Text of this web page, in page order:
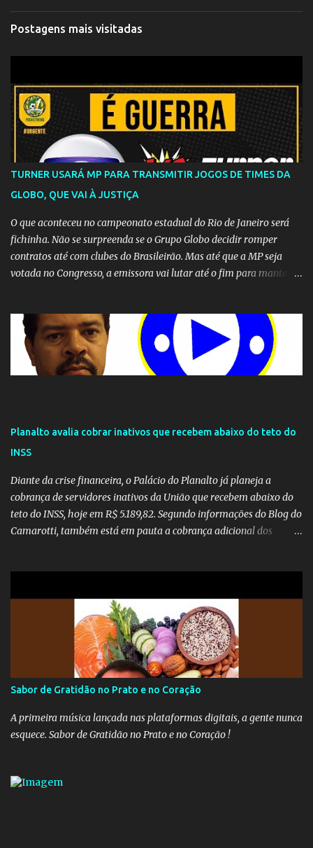
Postagens mais visitadas
TURNER USARÁ MP PARA TRANSMITIR JOGOS DE TIMES DA
GLOBO, QUE VAI À JUSTIÇA
O que aconteceu no campeonato estadual do Rio de Janeiro será
fichinha. Não se surpreenda se o Grupo Globo decidir romper
contratos até com clubes do Brasileirão. Mas até que a MP seja
votada no Congresso, a emissora vai lutar até o fim para manter o
Planalto avalia cobrar inativos que recebem abaixo do teto do
INSS
Diante da crise financeira, o Palácio do Planalto já planeja a
cobrança de servidores inativos da União que recebem abaixo do
teto do INSS, hoje em R$ 5.189,82. Segundo informações do Blog do
Camarotti, também está em pauta a cobrança adicional dos
a publicação, a reforma da Previdência Social também está sendo
analisada pelos governadores, que querem subir a taxa de
recolhimento. Nesse caso, seriam atingidos os inativos da União e
dos estados. Atualmente, o teto do INSS é de R$ 5.189,82
Sabor de Gratidão no Prato e no Coração
A primeira música lançada nas plataformas digitais, a gente nunca
esquece. Sabor de Gratidão no Prato e no Coração !